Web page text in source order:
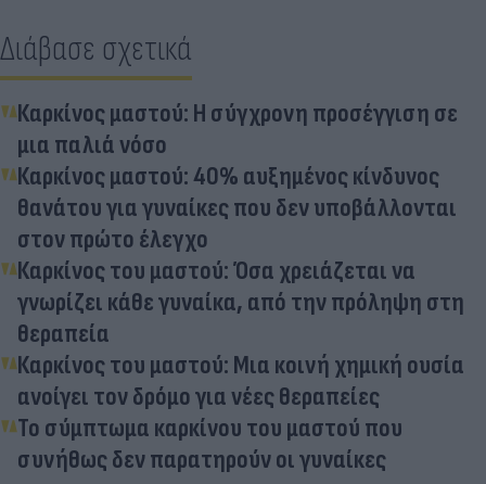
Διάβασε σχετικά
Καρκίνος μαστού: Η σύγχρονη προσέγγιση σε
μια παλιά νόσο
Καρκίνος μαστού: 40% αυξημένος κίνδυνος
θανάτου για γυναίκες που δεν υποβάλλονται
στον πρώτο έλεγχο
Καρκίνος του μαστού: Όσα χρειάζεται να
γνωρίζει κάθε γυναίκα, από την πρόληψη στη
θεραπεία
Καρκίνος του μαστού: Μια κοινή χημική ουσία
ανοίγει τον δρόμο για νέες θεραπείες
Το σύμπτωμα καρκίνου του μαστού που
συνήθως δεν παρατηρούν οι γυναίκες